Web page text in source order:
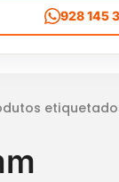
928 145